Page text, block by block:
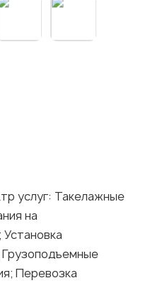
услуг: Такелажные
на
Перевозка